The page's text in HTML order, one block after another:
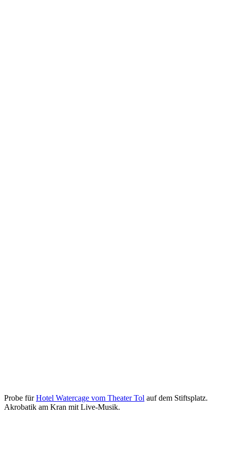
Probe fürHotel Watercage vom Theater Tol auf dem Stiftsplatz.
Akrobatik am Kran mit Live-Musik.